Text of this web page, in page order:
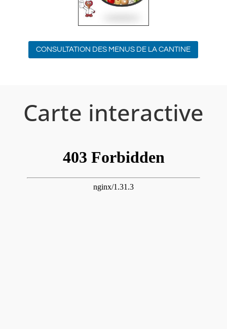
CONSULTATION DES MENUS DE LA CANTINE
Carte interactive